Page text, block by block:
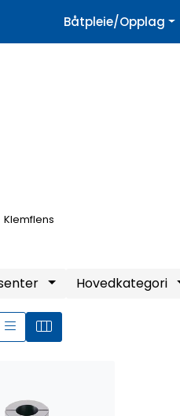
Kjøpshjelp |
Båtpleie/Opplag
Klemflens
Hovedkategori